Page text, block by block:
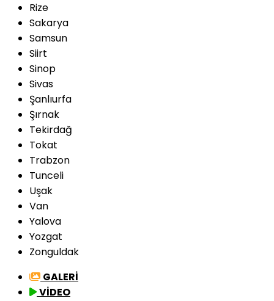
Rize
Sakarya
Samsun
Siirt
Sinop
Sivas
Şanlıurfa
Şırnak
Tekirdağ
Tokat
Trabzon
Tunceli
Uşak
Van
Yalova
Yozgat
Zonguldak
GALERİ
VİDEO